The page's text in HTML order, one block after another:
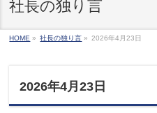
社長の独り言
HOME » 社長の独り言 » 2026年4月23日
2026年4月23日